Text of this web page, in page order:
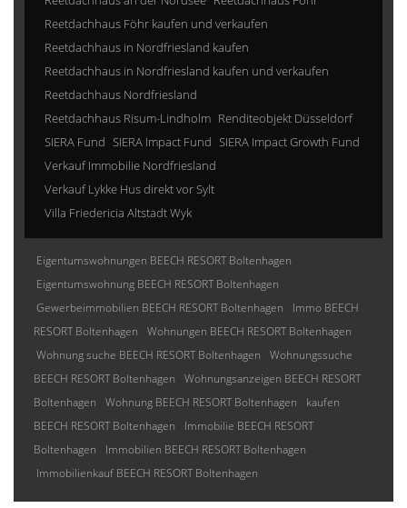
Reetdachhaus Föhr kaufen und verkaufen
Reetdachhaus in Nordfriesland kaufen
Reetdachhaus in Nordfriesland kaufen und verkaufen
Reetdachhaus Nordfriesland
Reetdachhaus Risum-Lindholm Renditeobjekt Düsseldorf
SIERA Fund SIERA Impact Fund SIERA Impact Growth Fund
Verkauf Immobilie Nordfriesland
Verkauf Lykke Hus direkt vor Sylt
Villa Friedericia Altstadt Wyk
Eigentumswohnungen BEECH RESORT Boltenhagen
Eigentumswohnung BEECH RESORT Boltenhagen
Gewerbeimmobilien BEECH RESORT Boltenhagen
Immo BEECH
RESORT Boltenhagen
Wohnungen BEECH RESORT Boltenhagen
Wohnung suche BEECH RESORT Boltenhagen
Wohnungssuche
BEECH RESORT Boltenhagen
Wohnungsanzeigen BEECH RESORT
Boltenhagen
Wohnung BEECH RESORT Boltenhagen
kaufen
BEECH RESORT Boltenhagen
Immobilie BEECH RESORT
Boltenhagen
Immobilien BEECH RESORT Boltenhagen
Immobilienkauf BEECH RESORT Boltenhagen